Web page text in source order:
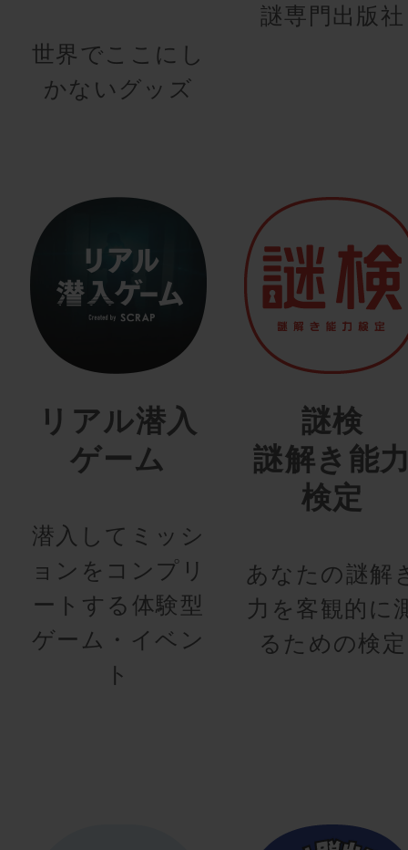
世界でここにし
かないグッズ
謎専門出版社
リアル潜入
ゲーム
潜入してミッシ
ョンをコンプリ
ートする体験型
ゲーム・イベン
ト
謎検
謎解き能
検定
あなたの謎解
力を客観的に
るための検定